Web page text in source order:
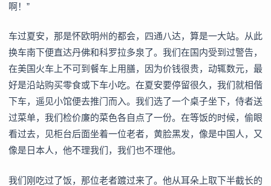
啊！”
车过夏安，那是怀欧明州的都会，四通八达，算是一大站。从此
换车南下便直达丹佛和科罗拉多泉了。我们在国内受到过警告，
在美国火车上不可到餐车上用膳，因为价钱很贵，动辄数元，最
好是沿站购买零食或下车小吃。在夏安要停留很久，我们就相偕
下车，遥见小馆便去推门而入。我们选了一个桌子坐下，侍者送
过菜单，我们检价廉的菜色各自点了一份。在等饭的时候，偷眼
看过去，见柜台后面坐着一位老者，黄脸黑发，像是中国人，又
像是日本人，他不理我们，我们也不理他。
我们刚吃过了饭，那位老者踱过来了。他从耳朵上取下半截长的